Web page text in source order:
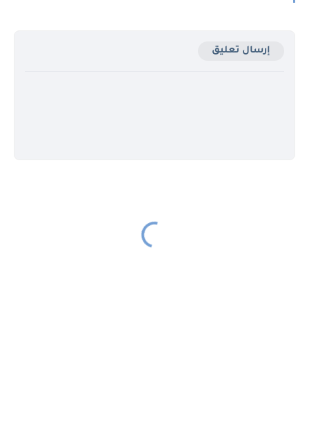
إرسال تعليق